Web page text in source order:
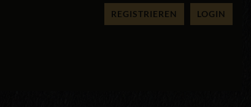
REGISTRIEREN LOGIN